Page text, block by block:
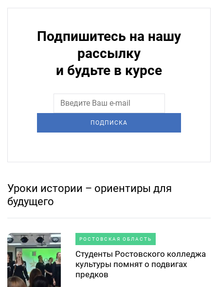
Подпишитесь на нашу
рассылку
и будьте в курсе
ПОДПИСКА
Уроки истории – ориентиры для
будущего
РОСТОВСКАЯ ОБЛАСТЬ
Студенты Ростовского колледжа
культуры помнят о подвигах
предков